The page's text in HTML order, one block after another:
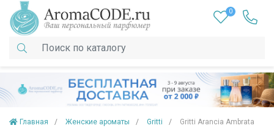
0
Главная Женские ароматы Gritti Gritti Arancia Ambrata